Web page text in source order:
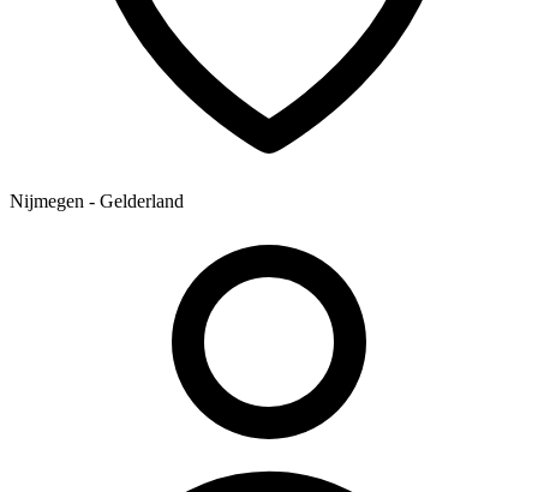
Nijmegen - Gelderland